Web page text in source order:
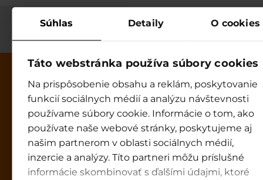
Súhlas Detaily O cookies
Táto webstránka používa súbory cookies
Na prispôsobenie obsahu a reklám, poskytovanie
funkcií sociálnych médií a analýzu návštevnosti
používame súbory cookie. Informácie o tom, ako
používate naše webové stránky, poskytujeme aj
našim partnerom v oblasti sociálnych médií,
inzercie a analýzy. Títo partneri môžu príslušné
informácie skombinovať s ďalšími údajmi, ktoré
Tatralandia
Godziny otwarcia
9:00 - 20:00